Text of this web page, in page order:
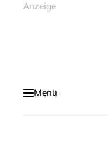
Menü